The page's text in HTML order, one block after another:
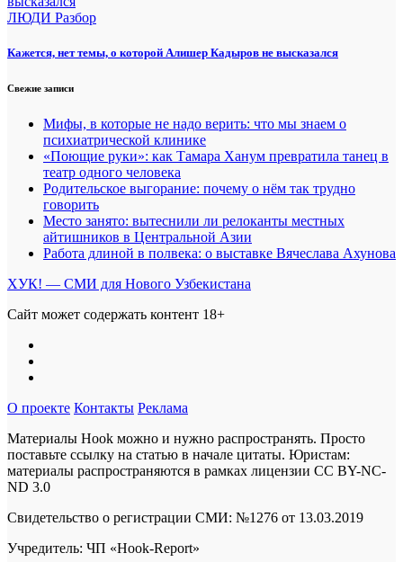
ЛЮДИ Разбор
Кажется, нет темы, о которой Алишер Кадыров не высказался
Свежие записи
Мифы, в которые не надо верить: что мы знаем о
психиатрической клинике
«Поющие руки»: как Тамара Ханум превратила танец в
театр одного человека
Родительское выгорание: почему о нём так трудно
говорить
Место занято: вытеснили ли релоканты местных
айтишников в Центральной Азии
Работа длиной в полвека: о выставке Вячеслава Ахунова
ХУК! — СМИ для Нового Узбекистана
Сайт может содержать контент 18+
О проекте Контакты Реклама
Материалы Hook можно и нужно распространять. Просто
поставьте ссылку на статью в начале цитаты. Юристам:
материалы распространяются в рамках лицензии CC BY-NC-
ND 3.0
Свидетельство о регистрации СМИ: №1276 от 13.03.2019
Учредитель: ЧП «Hook-Report»